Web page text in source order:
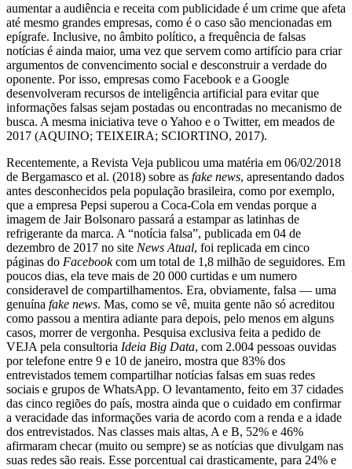
aumentar a audiência e receita com publicidade é um crime que afeta
até mesmo grandes empresas, como é o caso são mencionadas em
epígrafe. Inclusive, no âmbito político, a frequência de falsas
notícias é ainda maior, uma vez que servem como artifício para criar
argumentos de convencimento social e desconstruir a verdade do
oponente. Por isso, empresas como Facebook e a Google
desenvolveram recursos de inteligência artificial para evitar que
informações falsas sejam postadas ou encontradas no mecanismo de
busca. A mesma iniciativa teve o Yahoo e o Twitter, em meados de
2017 (AQUINO; TEIXEIRA; SCIORTINO, 2017).
Recentemente, a Revista Veja publicou uma matéria em 06/02/2018
de Bergamasco et al. (2018) sobre as fake news, apresentando dados
antes desconhecidos pela população brasileira, como por exemplo,
que a empresa Pepsi superou a Coca-Cola em vendas porque a
imagem de Jair Bolsonaro passará a estampar as latinhas de
refrigerante da marca. A “notícia falsa”, publicada em 04 de
dezembro de 2017 no site News Atual, foi replicada em cinco
páginas do Facebookcom um total de 1,8 milhão de seguidores. Em
poucos dias, ela teve mais de 20 000 curtidas e um numero
consideravel de compartilhamentos. Era, obviamente, falsa — uma
genuína fake news. Mas, como se vê, muita gente não só acreditou
como passou a mentira adiante para depois, pelo menos em alguns
casos, morrer de vergonha. Pesquisa exclusiva feita a pedido de
VEJA pela consultoria Ideia Big Data, com 2.004 pessoas ouvidas
por telefone entre 9 e 10 de janeiro, mostra que 83% dos
entrevistados temem compartilhar notícias falsas em suas redes
sociais e grupos de WhatsApp. O levantamento, feito em 37 cidades
das cinco regiões do país, mostra ainda que o cuidado em confirmar
a veracidade das informações varia de acordo com a renda e a idade
dos entrevistados. Nas classes mais altas, A e B, 52% e 46%
afirmaram checar (muito ou sempre) se as notícias que divulgam nas
suas redes são reais. Esse porcentual cai drasticamente, para 24% e